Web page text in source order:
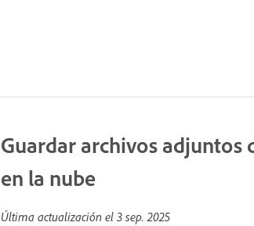
Guardar archivos
en la nube
Última actualización el 3 sep. 2025